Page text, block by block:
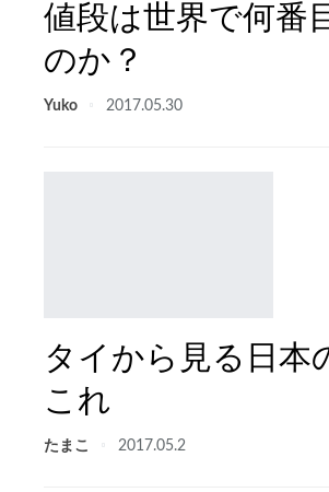
値段は世界で何番
のか？
Yuko 2017.05.30
タイから見る日本
これ
たまこ 2017.05.2